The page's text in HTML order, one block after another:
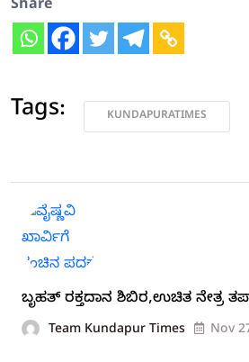
Share
Tags: KUNDAPURATIMES
ಬೃಹತ್ ರಕ್ತದಾನ ಶಿಬಿರ,ಉಚಿತ ನೇತ್ರ
Team Kundapur Times Nov